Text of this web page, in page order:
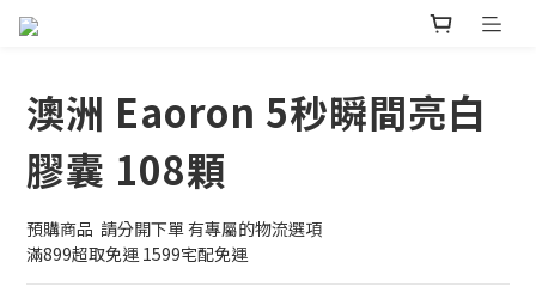
澳洲 Eaoron 5秒瞬間亮白
膠囊 108顆
預購商品  請分開下單 有專屬的物流選項
滿899超取免運 1599宅配免運